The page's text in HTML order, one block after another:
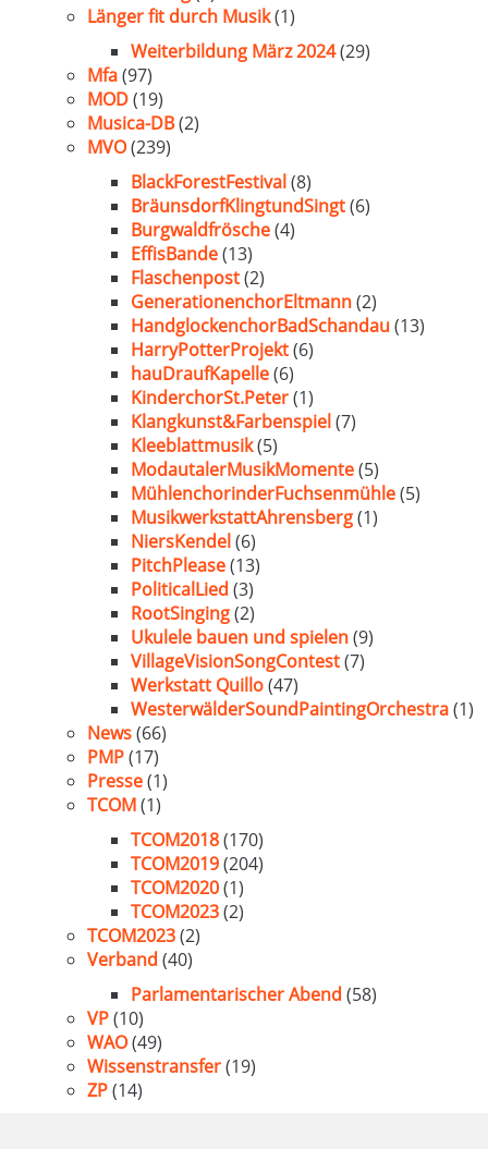
Länger fit durch Musik(1)
Weiterbildung März 2024(29)
Mfa(97)
MOD(19)
Musica-DB(2)
MVO(239)
BlackForestFestival(8)
BräunsdorfKlingtundSingt(6)
Burgwaldfrösche(4)
EffisBande(13)
Flaschenpost(2)
GenerationenchorEltmann(2)
HandglockenchorBadSchandau(13)
HarryPotterProjekt(6)
hauDraufKapelle(6)
KinderchorSt.Peter(1)
Klangkunst&Farbenspiel(7)
Kleeblattmusik(5)
ModautalerMusikMomente(5)
MühlenchorinderFuchsenmühle(5)
MusikwerkstattAhrensberg(1)
NiersKendel(6)
PitchPlease(13)
PoliticalLied (3)
RootSinging(2)
Ukulele bauen und spielen(9)
VillageVisionSongContest(7)
Werkstatt Quillo(47)
WesterwälderSoundPaintingOrchestra(1)
News(66)
PMP(17)
Presse(1)
TCOM(1)
TCOM2018(170)
TCOM2019(204)
TCOM2020(1)
TCOM2023(2)
TCOM2023(2)
Verband (40)
Parlamentarischer Abend (58)
VP(10)
WAO(49)
Wissenstransfer(19)
ZP(14)